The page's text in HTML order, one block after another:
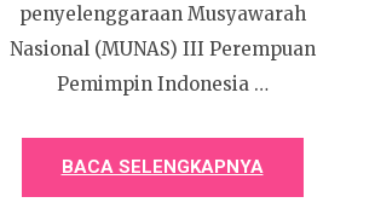
penyelenggaraan Musyawarah
Nasional (MUNAS) III Perempuan
Pemimpin Indonesia …
BACA SELENGKAPNYA